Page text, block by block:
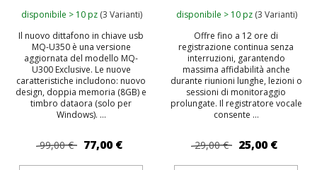
disponibile > 10 pz (3 Varianti)
Il nuovo dittafono in chiave usb
MQ-U350 è una versione
aggiornata del modello MQ-
U300 Exclusive. Le nuove
caratteristiche includono: nuovo
design, doppia memoria (8GB) e
timbro dataora (solo per
Windows). ...
99,00 € 77,00 €
disponibile > 10 pz (3 Varianti)
Offre fino a 12 ore di
registrazione continua senza
interruzioni, garantendo
massima affidabilità anche
durante riunioni lunghe, lezioni o
sessioni di monitoraggio
prolungate. Il registratore vocale
consente ...
29,00 € 25,00 €